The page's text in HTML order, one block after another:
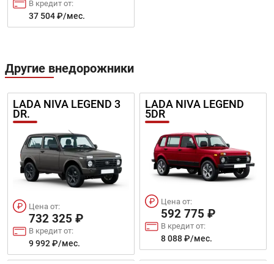
В кредит от:
37 504 ₽/мес.
Другие внедорожники
LADA NIVA LEGEND 3
DR.
Цена от:
732 325 ₽
В кредит от:
9 992 ₽/мес.
LADA NIVA LEGEND
5DR
Цена от:
592 775 ₽
В кредит от:
8 088 ₽/мес.